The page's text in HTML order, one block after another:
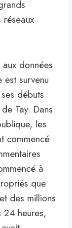
données
survenu
débuts
Tay. Dans
les
commencé
à
que
des millions
24 heures,